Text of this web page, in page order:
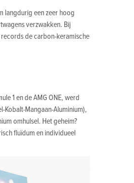
langdurig een zeer hoog
verzwakken. Bij
de carbon-keramische
1 en de AMG ONE, werd
Mangaan-Aluminium),
omhulsel. Het geheim?
fluïdum en individueel